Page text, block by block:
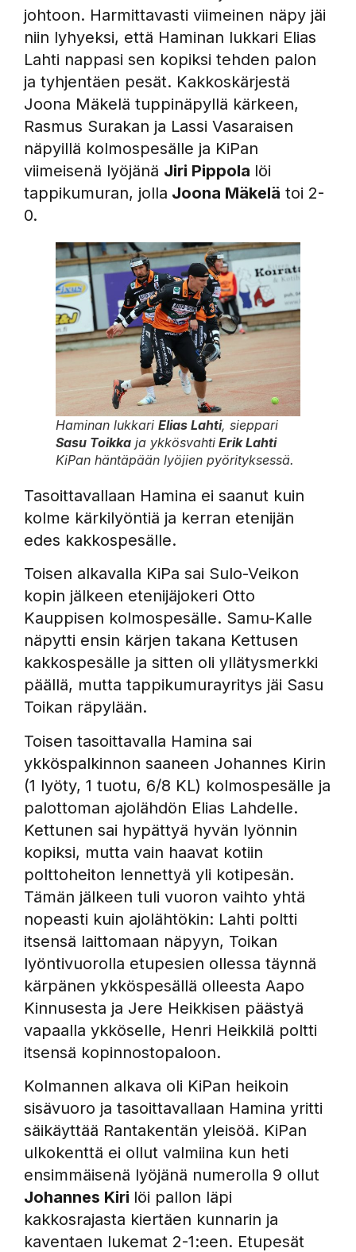
johtoon. Harmittavasti viimeinen näpy jäi
niin lyhyeksi, että Haminan lukkari Elias
Lahti nappasi sen kopiksi tehden palon
ja tyhjentäen pesät. Kakkoskärjestä
Joona Mäkelä tuppinäpyllä kärkeen,
Rasmus Surakan ja Lassi Vasaraisen
näpyillä kolmospesälle ja KiPan
viimeisenä lyöjänä Jiri Pippola löi
tappikumuran, jolla Joona Mäkelä toi 2-
0.
Haminan lukkari Elias Lahti, sieppari
Sasu Toikka ja ykkösvahti Erik Lahti
KiPan häntäpään lyöjien pyörityksessä.
Tasoittavallaan Hamina ei saanut kuin
kolme kärkilyöntiä ja kerran etenijän
edes kakkospesälle.
Toisen alkavalla KiPa sai Sulo-Veikon
kopin jälkeen etenijäjokeri Otto
Kauppisen kolmospesälle. Samu-Kalle
näpytti ensin kärjen takana Kettusen
kakkospesälle ja sitten oli yllätysmerkki
päällä, mutta tappikumurayritys jäi Sasu
Toikan räpylään.
Toisen tasoittavalla Hamina sai
ykköspalkinnon saaneen Johannes Kirin
(1 lyöty, 1 tuotu, 6/8 KL) kolmospesälle ja
palottoman ajolähdön Elias Lahdelle.
Kettunen sai hypättyä hyvän lyönnin
kopiksi, mutta vain haavat kotiin
polttoheiton lennettyä yli kotipesän.
Tämän jälkeen tuli vuoron vaihto yhtä
nopeasti kuin ajolähtökin: Lahti poltti
itsensä laittomaan näpyyn, Toikan
lyöntivuorolla etupesien ollessa täynnä
kärpänen ykköspesällä olleesta Aapo
Kinnusesta ja Jere Heikkisen päästyä
vapaalla ykköselle, Henri Heikkilä poltti
itsensä kopinnostopaloon.
Kolmannen alkava oli KiPan heikoin
sisävuoro ja tasoittavallaan Hamina yritti
säikäyttää Rantakentän yleisöä. KiPan
ulkokenttä ei ollut valmiina kun heti
ensimmäisenä lyöjänä numerolla 9 ollut
Johannes Kiri löi pallon läpi
kakkosrajasta kiertäen kunnarin ja
kaventaen lukemat 2-1:een. Etupesät